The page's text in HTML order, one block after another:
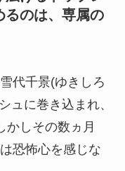
るのは、専属の
代千景(ゆきしろ
ュに巻き込まれ、
かしその数ヵ月
恐怖心を感じな